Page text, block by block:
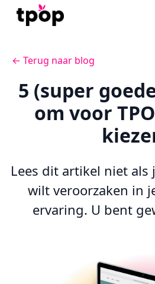
← Terug naar blog
5 (super
om voor
Lees dit artikel niet als
wilt veroorzaken in
ervaring. U bent